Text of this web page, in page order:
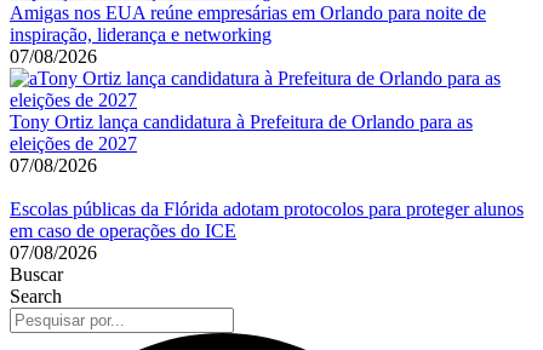
Amigas nos EUA reúne empresárias em Orlando para noite de
inspiração, liderança e networking
07/08/2026
Tony Ortiz lança candidatura à Prefeitura de Orlando para as
eleições de 2027
07/08/2026
Escolas públicas da Flórida adotam protocolos para proteger alunos
em caso de operações do ICE
07/08/2026
Buscar
Search